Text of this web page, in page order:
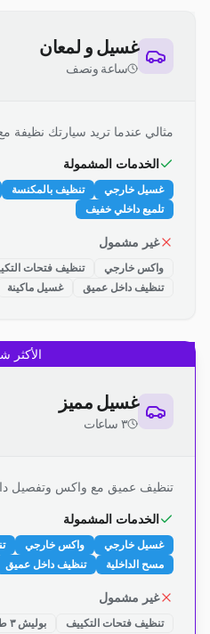
غسيل و لمعان
ساعة ونصف
مثالي عندما تريد سيارتك نظيفة
الخدمات المشمولة
غسيل خارجي تنظيف بالمكنسة
تلميع داخلي خفيف
غير مشمول
واكس خارجي تنظيف فتحات
تنظيف داخل عميق
غسيل ماكينة
الأكثر
غسيل مميز
٣ ساعات
تنظيف عميق مع واكس وتفصيل
الخدمات المشمولة
غسيل خارجي واكس خارجي
مسح الداخلية
تنظيف داخل عميق
غير مشمول
تنظيف فتحات التكييف بوليش ٣ طبقات